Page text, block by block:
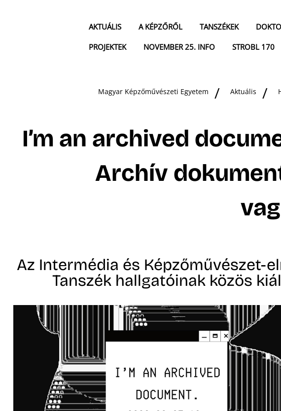
AKTUÁLIS A KÉPZŐRŐL TANSZÉKEK
PROJEKTEK
NOVEMBER 25. INFO STROBL 170
Magyar Képzőművészeti Egyetem Aktuális
I’m an archived
Archív
Az Intermédia és Képzőművészet-
Tanszék hallgatóinak közös